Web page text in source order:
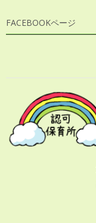
FACEBOOKページ